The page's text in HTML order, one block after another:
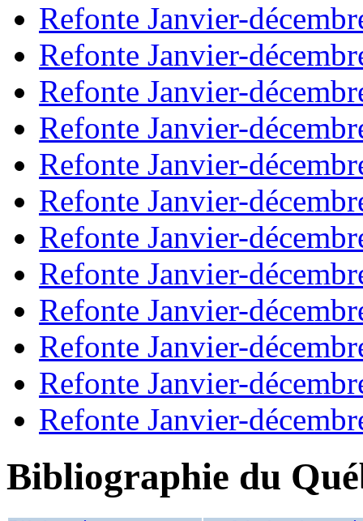
Refonte Janvier-
Refonte Janvier-
Refonte Janvier-
Refonte Janvier-
Refonte Janvier-
Refonte Janvier-
Refonte Janvier-
Refonte Janvier-
Refonte Janvier-
Refonte Janvier-
Refonte Janvier-
Refonte Janvier-
Bibliographie du